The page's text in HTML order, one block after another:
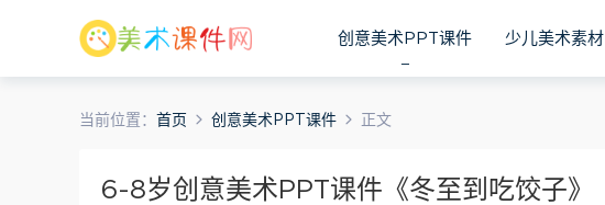
创意美术PPT课件 少儿美术素材
当前位置： 首页 创意美术PPT课件 正文
6-8岁创意美术PPT课件《冬至到吃饺子》